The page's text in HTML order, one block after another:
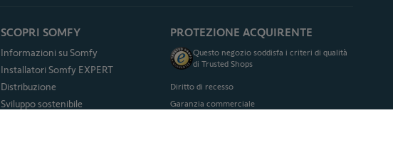
SCOPRI SOMFY
Informazioni su Somfy
Installatori Somfy EXPERT
Distribuzione
Sviluppo sostenibile
PROTEZIONE ACQUIRENTE
Questo negozio soddisfa i criteri di qualità
di Trusted Shops
Diritto di recesso
Garanzia commerciale